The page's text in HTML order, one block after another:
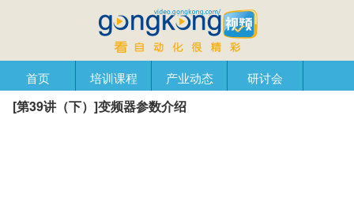
首页 培训课程 产业动态
研讨会
产品在线
自动化播客 创新管理
[第39讲（下）]变频器参数介绍